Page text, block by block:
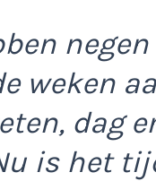
negen
weken
dag
is het